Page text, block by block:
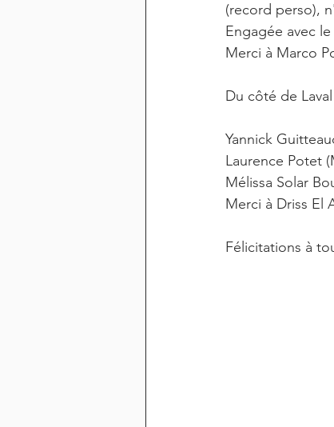
(record perso),
Engagée avec
Merci à Marco
Du côté de
Yannick
Laurence Potet
Mélissa Solar
Merci à Driss El
Félicitations à